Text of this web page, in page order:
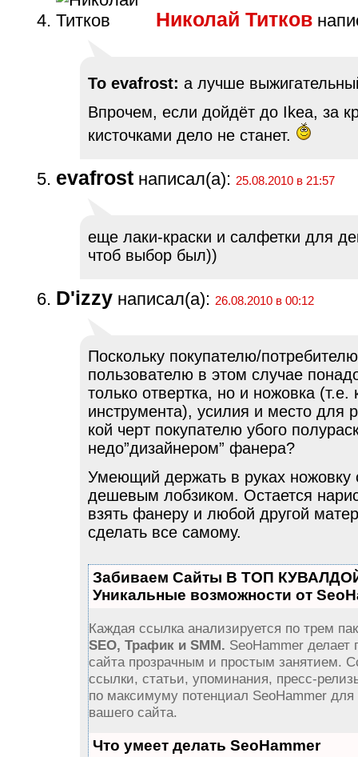
Николай Титков
To evafrost: а лучше
Впрочем, если дойдёт до Ikea, за
кисточками дело не станет.
evafrost написал(а): 25.08.2010 в 21:57
еще лаки-краски и салфетки для
чтоб выбор был))
D'izzy написал(а): 26.08.2010 в 00:12
Поскольку покупателю/
пользователю в этом случае
только отвертка, но и ножовка (т.е.
инструмента), усилия и место для
кой черт покупателю убого
недо”дизайнером” фанера?
Умеющий держать в руках ножовку
дешевым лобзиком. Остается
взять фанеру и любой другой
сделать все самому.
Забиваем Сайты В ТОП
Уникальные возможности от
Каждая ссылка анализируется по трем
SEO, Трафик и SMM. SeoHammer делает
сайта прозрачным и простым занятием.
ссылки, статьи, упоминания, пресс-
по максимуму потенциал SeoHammer
вашего сайта.
Что умеет делать SeoHammer